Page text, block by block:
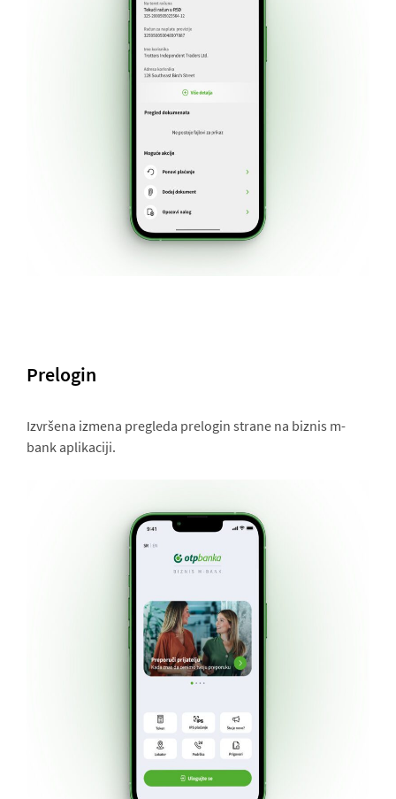
Prelogin
Izvršena izmena pregleda prelogin strane na biznis m-
bank aplikaciji.